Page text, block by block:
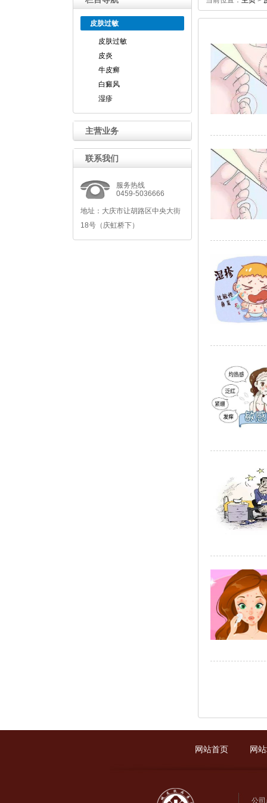
皮肤过敏
皮肤过敏
皮炎
牛皮癣
白癜风
湿疹
主营业务
联系我们
服务热线
0459-5036666
地址：大庆市让胡路区中央大街
18号（庆虹桥下）
网站首页 网
公